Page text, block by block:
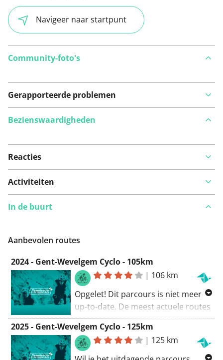
Navigeer naar startpunt
Community-foto's
Gerapporteerde problemen
Bekijk op kaart
Iets opgevallen op deze route?
Bezienswaardigheden
Reacties
Activiteiten
In de buurt
Aanbevolen routes
2024 - Gent-Wevelgem Cyclo - 105km
| 106 km
Opgelet! Dit parcours is niet meer
up-to-date. De meest actuele routes
vind je via
www.teamleadercrmclassicstour.be
2025 - Gent-Wevelgem Cyclo - 125km
| 125 km